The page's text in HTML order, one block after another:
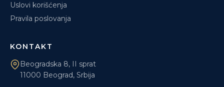
Uslovi korišćenja
Pravila poslovanja
KONTAKT
Beogradska 8, II sprat
11000 Beograd, Srbija